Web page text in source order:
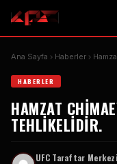
Ana Sayfa Haberler
HABERLER
HAMZAT
TEHLIKELIDIR.
UFC Taraftar Merkezi